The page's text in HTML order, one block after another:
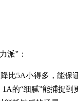
派”：
比5A小得多，能保
的“细腻”能捕捉到